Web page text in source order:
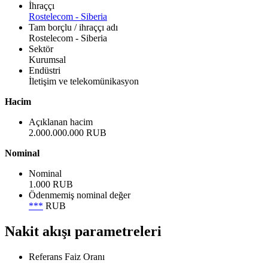
İhraççı
Rostelecom - Siberia
Tam borçlu / ihraççı adı
Rostelecom - Siberia
Sektör
Kurumsal
Endüstri
İletişim ve telekomünikasyon
Hacim
Açıklanan hacim
2.000.000.000 RUB
Nominal
Nominal
1.000 RUB
Ödenmemiş nominal değer
*** RUB
Nakit akışı parametreleri
Referans Faiz Oranı